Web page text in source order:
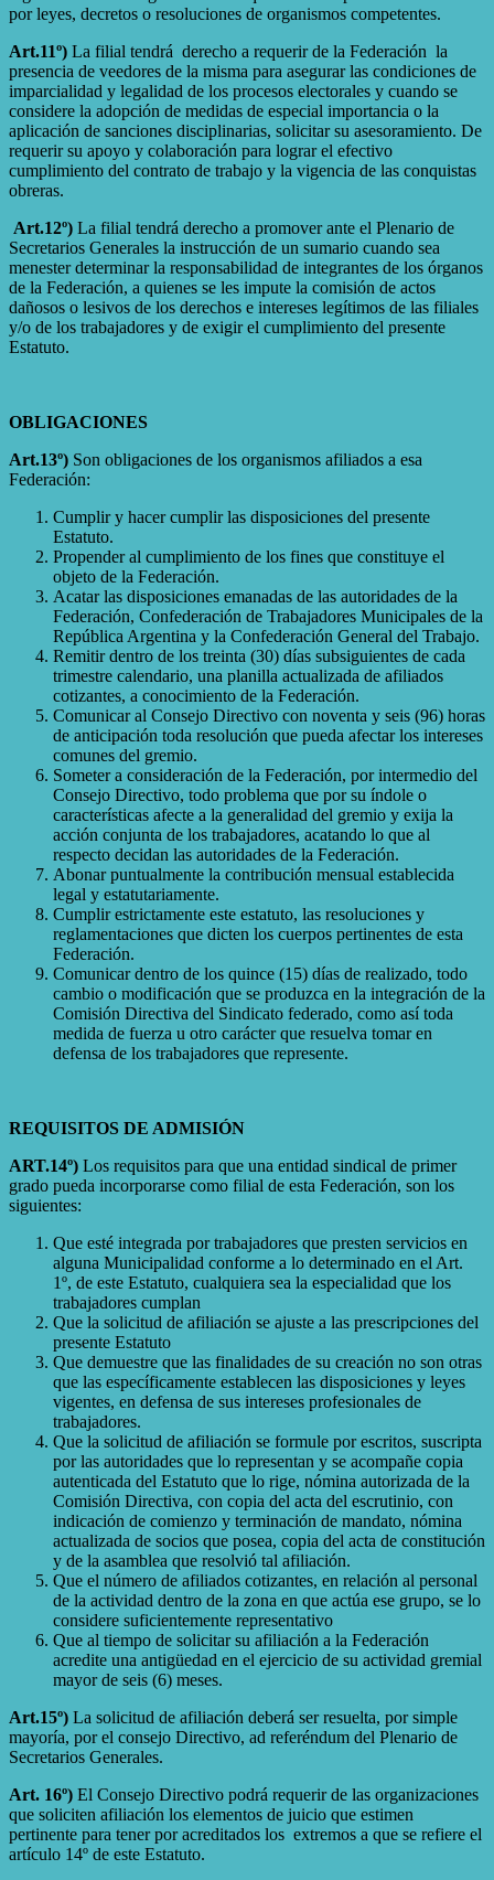
por leyes, decretos o resoluciones de organismos competentes.
Art.11º) La filial tendrá derecho a requerir de la Federación la
presencia de veedores de la misma para asegurar las condiciones de
imparcialidad y legalidad de los procesos electorales y cuando se
considere la adopción de medidas de especial importancia o la
aplicación de sanciones disciplinarias, solicitar su asesoramiento. De
requerir su apoyo y colaboración para lograr el efectivo
cumplimiento del contrato de trabajo y la vigencia de las conquistas
obreras.
Art.12º) La filial tendrá derecho a promover ante el Plenario de
Secretarios Generales la instrucción de un sumario cuando sea
menester determinar la responsabilidad de integrantes de los órganos
de la Federación, a quienes se les impute la comisión de actos
dañosos o lesivos de los derechos e intereses legítimos de las filiales
y/o de los trabajadores y de exigir el cumplimiento del presente
Estatuto.
OBLIGACIONES
Art.13º) Son obligaciones de los organismos afiliados a esa
Federación:
Cumplir y hacer cumplir las disposiciones del presente
Estatuto.
Propender al cumplimiento de los fines que constituye el
objeto de la Federación.
Acatar las disposiciones emanadas de las autoridades de la
Federación, Confederación de Trabajadores Municipales de la
República Argentina y la Confederación General del Trabajo.
Remitir dentro de los treinta (30) días subsiguientes de cada
trimestre calendario, una planilla actualizada de afiliados
cotizantes, a conocimiento de la Federación.
Comunicar al Consejo Directivo con noventa y seis (96) horas
de anticipación toda resolución que pueda afectar los intereses
comunes del gremio.
Someter a consideración de la Federación, por intermedio del
Consejo Directivo, todo problema que por su índole o
características afecte a la generalidad del gremio y exija la
acción conjunta de los trabajadores, acatando lo que al
respecto decidan las autoridades de la Federación.
Abonar puntualmente la contribución mensual establecida
legal y estatutariamente.
Cumplir estrictamente este estatuto, las resoluciones y
reglamentaciones que dicten los cuerpos pertinentes de esta
Federación.
Comunicar dentro de los quince (15) días de realizado, todo
cambio o modificación que se produzca en la integración de la
Comisión Directiva del Sindicato federado, como así toda
medida de fuerza u otro carácter que resuelva tomar en
defensa de los trabajadores que represente.
REQUISITOS DE ADMISIÓN
ART.14º) Los requisitos para que una entidad sindical de primer
grado pueda incorporarse como filial de esta Federación, son los
siguientes:
Que esté integrada por trabajadores que presten servicios en
alguna Municipalidad conforme a lo determinado en el Art.
1º, de este Estatuto, cualquiera sea la especialidad que los
trabajadores cumplan
Que la solicitud de afiliación se ajuste a las prescripciones del
presente Estatuto
Que demuestre que las finalidades de su creación no son otras
que las específicamente establecen las disposiciones y leyes
vigentes, en defensa de sus intereses profesionales de
trabajadores.
Que la solicitud de afiliación se formule por escritos, suscripta
por las autoridades que lo representan y se acompañe copia
autenticada del Estatuto que lo rige, nómina autorizada de la
Comisión Directiva, con copia del acta del escrutinio, con
indicación de comienzo y terminación de mandato, nómina
actualizada de socios que posea, copia del acta de constitución
y de la asamblea que resolvió tal afiliación.
Que el número de afiliados cotizantes, en relación al personal
de la actividad dentro de la zona en que actúa ese grupo, se lo
considere suficientemente representativo
Que al tiempo de solicitar su afiliación a la Federación
acredite una antigüedad en el ejercicio de su actividad gremial
mayor de seis (6) meses.
Art.15º) La solicitud de afiliación deberá ser resuelta, por simple
mayoría, por el consejo Directivo, ad referéndum del Plenario de
Secretarios Generales.
Art. 16º) El Consejo Directivo podrá requerir de las organizaciones
que soliciten afiliación los elementos de juicio que estimen
pertinente para tener por acreditados los extremos a que se refiere el
artículo 14º de este Estatuto.